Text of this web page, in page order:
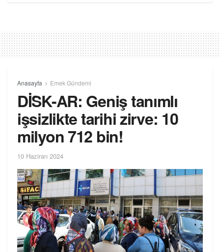
Anasayfa Emek Gündemi
DİSK-AR: Geniş tanımlı
işsizlikte tarihi zirve: 10
milyon 712 bin!
10 Haziran 2024